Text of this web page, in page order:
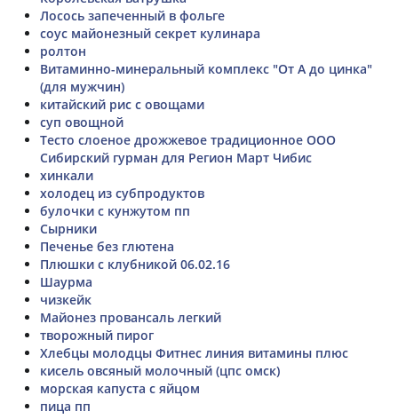
Лосось запеченный в фольге
соус майонезный секрет кулинара
ролтон
Витаминно-минеральный комплекс "От А до цинка"
(для мужчин)
китайский рис с овощами
суп овощной
Тесто слоеное дрожжевое традиционное ООО
Сибирский гурман для Регион Март Чибис
хинкали
холодец из субпродуктов
булочки с кунжутом пп
Сырники
Печенье без глютена
Плюшки с клубникой 06.02.16
Шаурма
чизкейк
Майонез провансаль легкий
творожный пирог
Хлебцы молодцы Фитнес линия витамины плюс
кисель овсяный молочный (цпс омск)
морская капуста с яйцом
пица пп